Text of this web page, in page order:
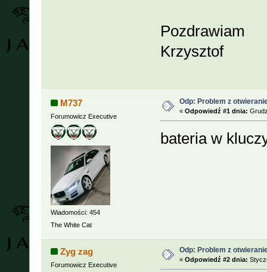
Pozdrawiam
Krzysztof
M737
Forumowicz Executive
Wiadomości: 454
The White Cat
Odp: Problem z
« Odpowiedź #1 dnia:
bateria w
Zyg zag
Forumowicz Executive
Odp: Problem z
« Odpowiedź #2 dnia: